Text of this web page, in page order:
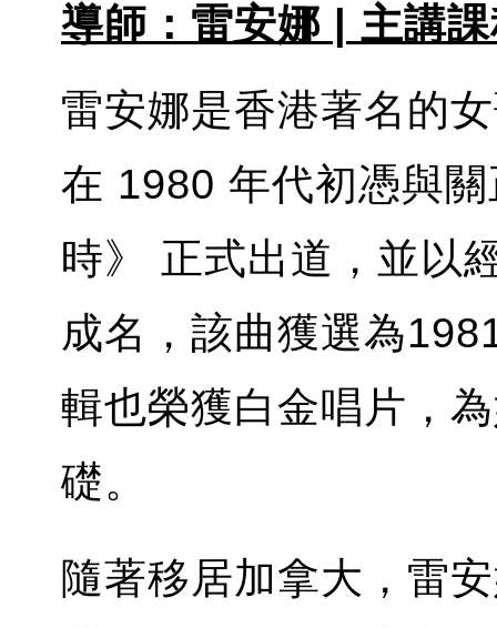
導師：雷安娜 | 主講
雷安娜是香港著名的
在 1980 年代初憑與
時》 正式出道，並以
成名，該曲獲選為
輯也榮獲白金唱片，
礎。
隨著移居加拿大，雷